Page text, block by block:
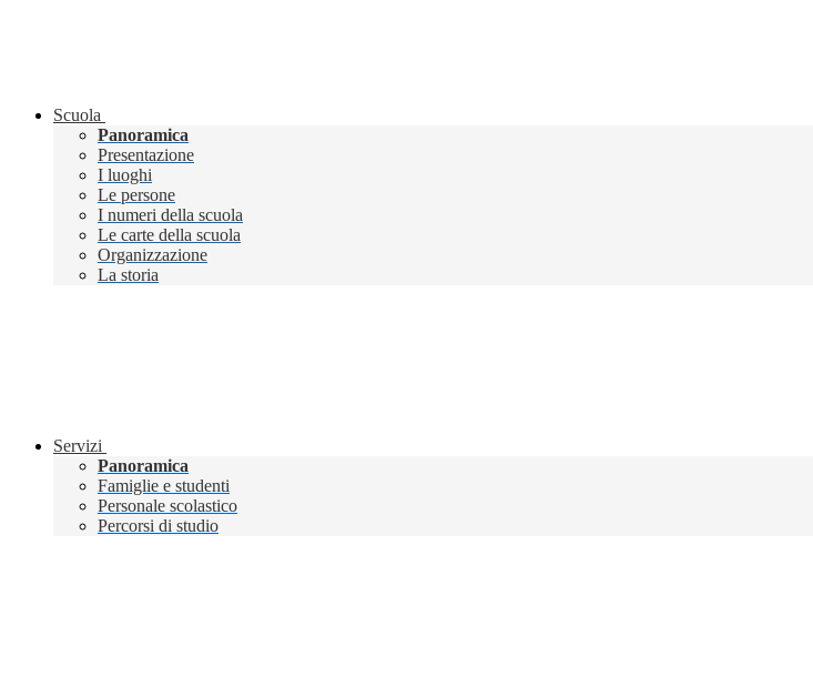
Scuola
Panoramica
Presentazione
I luoghi
Le persone
I numeri della scuola
Le carte della scuola
Organizzazione
La storia
Servizi
Panoramica
Famiglie e studenti
Personale scolastico
Percorsi di studio